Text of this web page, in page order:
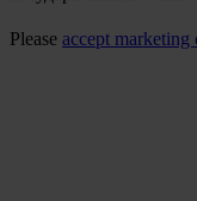
Please accept marketing